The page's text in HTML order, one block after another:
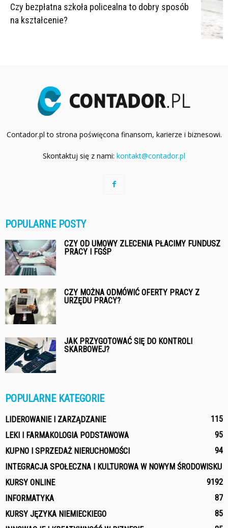
Czy bezpłatna szkoła policealna to dobry sposób
na kształcenie?
Contador.pl to strona poświęcona finansom, karierze i biznesowi.
Skontaktuj się z nami: kontakt@contador.pl
POPULARNE POSTY
CZY OD UMOWY ZLECENIA PŁACIMY FUNDUSZ
PRACY I FGŚP
CZY MOŻNA ODMÓWIĆ OFERTY PRACY Z
URZĘDU PRACY?
JAK PRZYGOTOWAĆ SIĘ DO KONTROLI
SKARBOWEJ?
POPULARNE KATEGORIE
LIDEROWANIE I ZARZĄDZANIE
115
LEKI I FARMAKOLOGIA PODSTAWOWA
95
KUPNO I SPRZEDAŻ NIERUCHOMOŚCI
94
INTEGRACJA SPOŁECZNA I KULTUROWA W NOWYM ŚRODOWISKU
92
KURSY ONLINE
91
INFORMATYKA
87
KURSY JĘZYKA NIEMIECKIEGO
85